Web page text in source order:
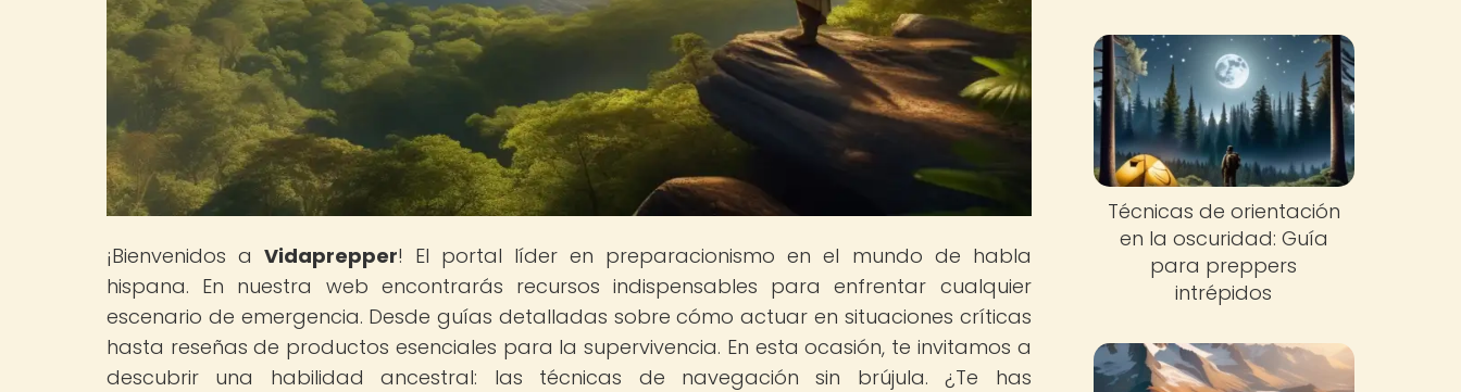
¡Bienvenidos aVidaprepper! El portal líder en preparacionismo en el mundo de habla
hispana. En nuestra web encontrarás recursos indispensables para enfrentar cualquier
escenario de emergencia. Desde guías detalladas sobre cómo actuar en situaciones críticas
hasta reseñas de productos esenciales para la supervivencia. En esta ocasión, te invitamos a
descubrir una habilidad ancestral: las técnicas de navegación sin brújula. ¿Te has
Técnicas de orientación
en la oscuridad: Guía
para preppers
intrépidos